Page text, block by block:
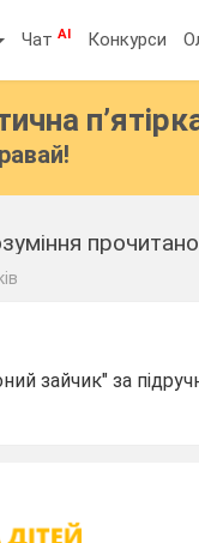
ЧатAI Конкурси
зайчик" за